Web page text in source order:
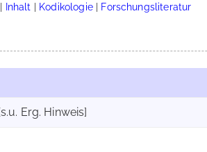
| Inhalt | Kodikologie| Forschungsliteratur
Erg. Hinweis]